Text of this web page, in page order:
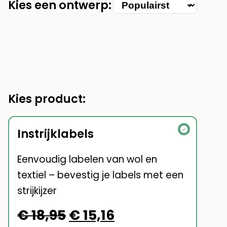
Kies een ontwerp:Kies
Kies product:
Instrijklabels
Eenvoudig labelen van wol en
textiel – bevestig je labels met een
strijkijzer
€18,95Oorspronkelijke
€15,16